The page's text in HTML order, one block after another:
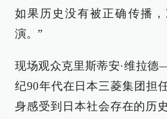
如果历史没有被正确传播
演。”
现场观众克里斯蒂安·维拉
纪90年代在日本三菱集团担
身感受到日本社会存在的历